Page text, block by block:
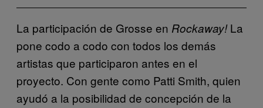
La participación de Grosse en Rockaway!La
pone codo a codo con todos los demás
artistas que participaron antes en el
proyecto. Con gente como Patti Smith, quien
ayudó a la posibilidad de concepción de la